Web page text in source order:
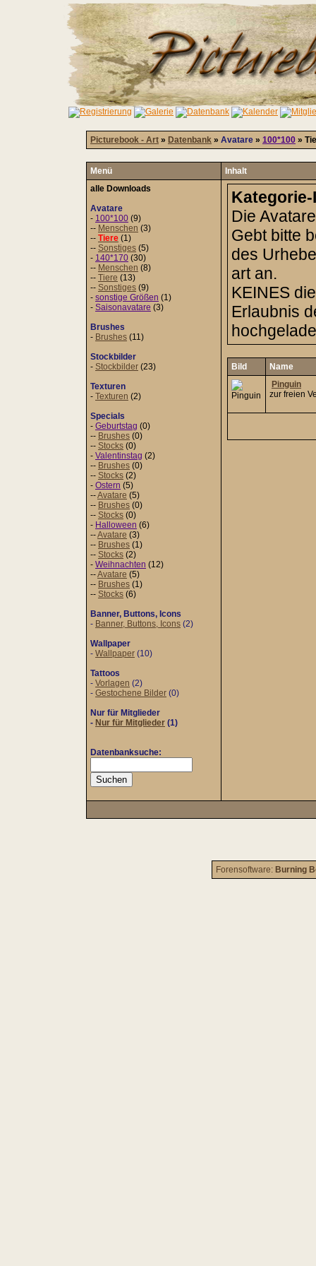
Picturebook - Art » Datenbank » Avatare » 100*100 »
Menü
Inhalt
alle Downloads
Avatare
- 100*100 (9)
-- Menschen (3)
-- Tiere (1)
-- Sonstiges (5)
- 140*170 (30)
-- Menschen (8)
-- Tiere (13)
-- Sonstiges (9)
- sonstige Größen (1)
- Saisonavatare (3)
Brushes
- Brushes (11)
Stockbilder
- Stockbilder (23)
Texturen
- Texturen (2)
Specials
- Geburtstag (0)
-- Brushes (0)
-- Stocks (0)
- Valentinstag (2)
-- Brushes (0)
-- Stocks (2)
- Ostern (5)
--Avatare (5)
-- Brushes (0)
-- Stocks (0)
- Halloween (6)
--Avatare (3)
-- Brushes (1)
-- Stocks (2)
- Weihnachten (12)
--Avatare (5)
-- Brushes (1)
-- Stocks (6)
Banner, Buttons, Icons
- Banner, Buttons, Icons (2)
Wallpaper
- Wallpaper (10)
Tattoos
- Vorlagen (2)
- Gestochene Bilder (0)
Nur für Mitglieder
- Nur für Mitglieder (1)
Datenbanksuche:
Die
Gebt bitte
des
art an.
KEINES
Erlaubnis
Bild
Name
Pinguin
zur freien
Forensoftware: Burning